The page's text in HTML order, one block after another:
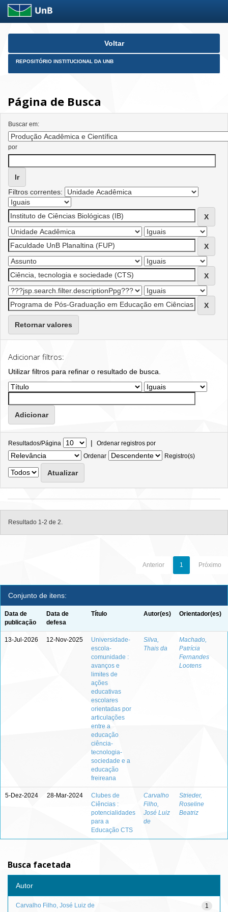
Skip
Voltar
REPOSITÓRIO INSTITUCIONAL DA UNB
Página de Busca
Buscar em:
por
Filtros correntes:
Retornar valores
Adicionar filtros:
Utilizar filtros para refinar o resultado de busca.
Resultados/Página | Ordenar registros por
Ordenar
Registro(s)
Resultado 1-2 de 2.
Anterior 1 Próximo
Conjunto de itens:
Data de
publicação
Data de
defesa
Título Autor(es) Orientador(es)
13-Jul-2026 12-Nov-2025
Universidade-
escola-
comunidade :
avanços e
limites de
ações
educativas
escolares
orientadas por
articulações
entre a
educação
ciência-
tecnologia-
sociedade e a
educação
freireana
Silva,
Thais da
Machado,
Patrícia
Fernandes
Lootens
5-Dez-2024 28-Mar-2024
Clubes de
Ciências :
potencialidades
para a
Educação CTS
Carvalho
Filho,
José Luiz
de
Strieder,
Roseline
Beatriz
Busca facetada
Autor
1
Carvalho Filho, José Luiz de